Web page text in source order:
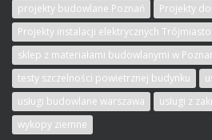
projekty budowlane Poznań
Projekty
Projekty instalacji elektrycznych Trójmiasto
sklep z materiałami budowlanymi w
testy szczelności powietrznej budynku
usługi budowlane warszawa
usługi z
wykopy ziemne